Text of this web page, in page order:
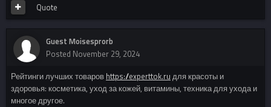
Quote
Guest Moisesprorb
Posted November 29, 2024
Рейтинги лучших товаров https://experttok.ru для красоты и
здоровья: косметика, уход за кожей, витамины, техника для ухода и
многое другое.